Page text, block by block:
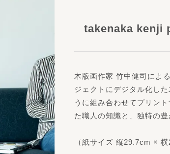
takenaka kenji
木版画作家 竹中健司によ
ジェクトにデジタル化し
うに組み合わせてプリン
た職人の知識と、独特の
（紙サイズ 縦29.7cm ×